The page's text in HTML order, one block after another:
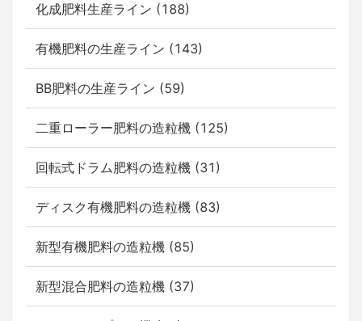
化成肥料生産ライン (188)
有機肥料の生産ライン (143)
BB肥料の生産ライン (59)
二重ローラー肥料の造粒機 (125)
回転式ドラム肥料の造粒機 (31)
ディスク有機肥料の造粒機 (83)
新型有機肥料の造粒機 (85)
新型混合肥料の造粒機 (37)